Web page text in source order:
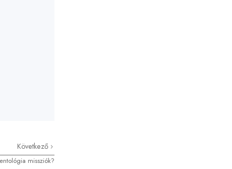
Következő
missziók?